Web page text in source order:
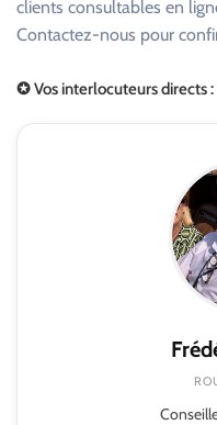
clients consultables en
Contactez-nous pour
✪ Vos interlocuteurs directs :